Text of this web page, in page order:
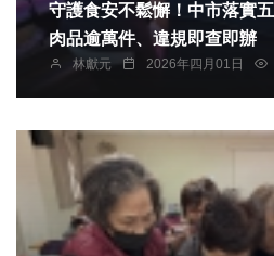
守護食安不鬆懈！中市落實
肉品逾萬件、違規即查即辦
林獻元 2026年四月01日